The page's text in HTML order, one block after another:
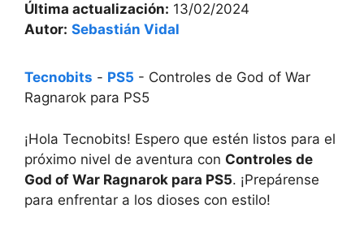
Última actualización: 13/02/2024
Autor: Sebastián Vidal
Tecnobits - PS5 - Controles de God of War
Ragnarok para PS5
¡Hola Tecnobits! Espero que estén listos para el
próximo nivel de aventura con Controles de
God of War Ragnarok para PS5. ¡Prepárense
para enfrentar a los dioses con estilo!